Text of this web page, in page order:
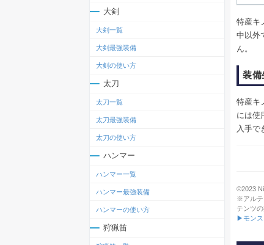
特産キ
中以外
ん。
装備
特産キ
には使
入手で
©2023
※アルテ
テンツ
▶モンス
大剣
大剣一覧
大剣最強装備
大剣の使い方
太刀
太刀一覧
太刀最強装備
太刀の使い方
ハンマー
ハンマー一覧
ハンマー最強装備
ハンマーの使い方
狩猟笛